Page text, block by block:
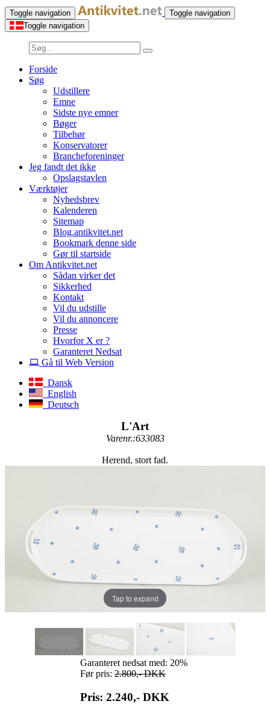
Toggle navigation
Toggle navigation
Toggle navigation
Forside
Søg
Udstillere
Emne
Sidste nye emner
Bøger
Tilbehør
Konservatorer
Brancheforeninger
Jeg fandt det ikke
Opslagstavlen
Værktøjer
Nyhedsbrev
Kalenderen
Sitemap
Blog.antikvitet.net
Bookmark denne side
Gør til startside
Om Antikvitet.net
Sådan virker det
Sikkerhed
Kontakt
Vil du udstille
Vil du annoncere
Presse
Hvorfor X er ?
Garanteret Nedsat
Gå til Web Version
Dansk
English
Deutsch
L'Art
Varenr.:633083
Herend, stort fad.
Tap to expand
Garanteret nedsat med: 20%
Før pris: 2.800,-DKK
Pris: 2.240,- DKK